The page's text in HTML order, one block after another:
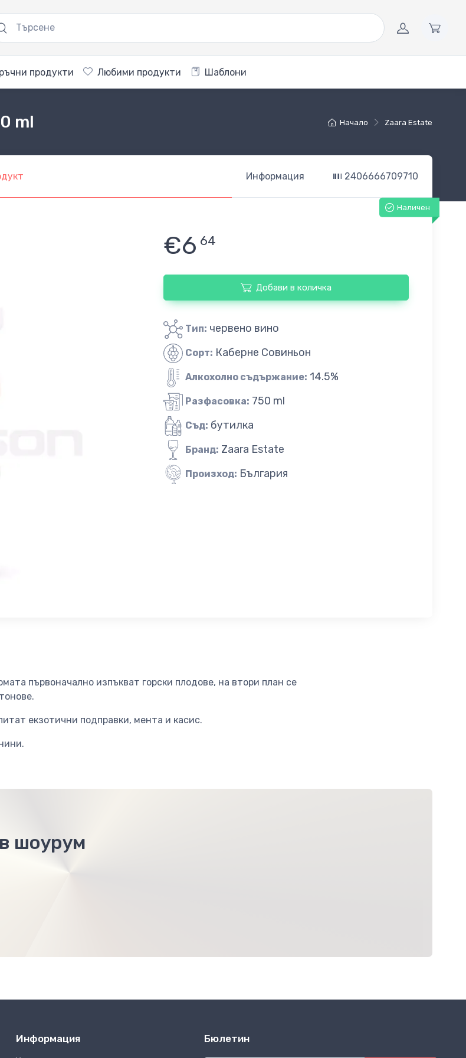
продукти Любими продукти Шаблони
Начало Zaara Estate
ml
Информация 2406666709710
Наличен
€6 64
Добави в количка
Тип: червено вино
Сорт: Каберне Совиньон
Алкохолно съдържание: 14.5%
Разфасовка: 750 ml
Съд: бутилка
Бранд: Zaara Estate
Произход: България
първоначално изпъкват горски плодове, на втори план се
екзотични подправки, мента и касис.
шоурум
Информация Бюлетин